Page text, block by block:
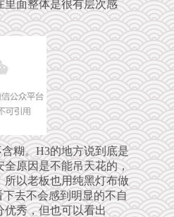
里面整体是很有层次感
。H3的地方说到底是
全原因是不能吊天花的，
所以老板也用纯黑灯布做
去不会感到明显的不自
优秀，但也可以看出